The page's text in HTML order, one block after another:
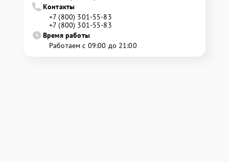
Контакты
+7 (800) 301-55-83
+7 (800) 301-55-83
Время работы
Работаем с 09:00 до 21:00